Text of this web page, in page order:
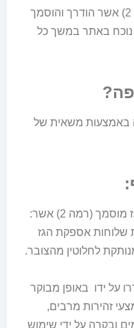
מתקין גז רמה 2 (טכנאי רמה 2) אשר הודרך והוסמך
נוכח באתר במשך כל
באמצעות משאית של
(רמה 2) אשר:
שלוחות אספקת הגז
לחלוטין מהצובר.
על ידו באופן מבוקר
זהירות מרבים,
ובקרה על ידי שימוש